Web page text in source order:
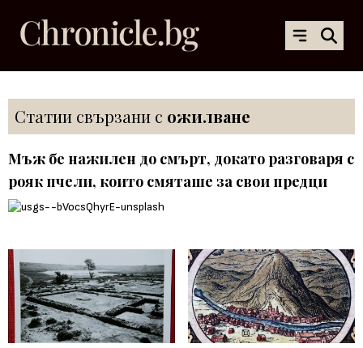
Статии свързани с ожилване
Мъж бе нажилен до смърт, докато разговаря с
рояк пчели, които смяташе за свои предци